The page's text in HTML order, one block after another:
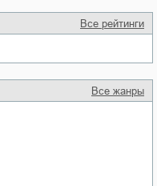
Все рейтинги
Все жанры